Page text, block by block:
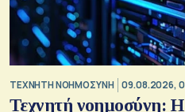
TΕΧΝΗΤΗ ΝΟΗΜΟΣΥΝΗ 09.08.2026,
Τεχνητή νοημοσύνη: Η